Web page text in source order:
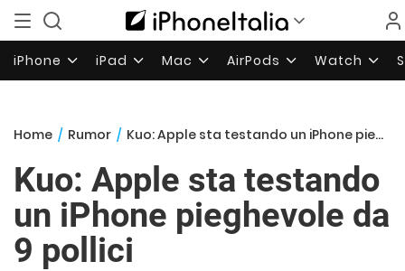
iPhone iPad Mac AirPods Watch
Home / Rumor / Kuo: Apple sta testando un iPhone pieghevole da 9 pollici
Kuo: Apple sta testando
un iPhone pieghevole da
9 pollici